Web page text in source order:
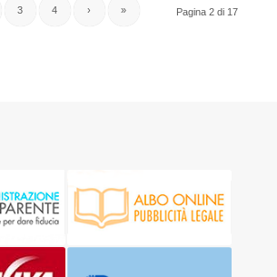
Pagina 2 di 17
3 4 › »